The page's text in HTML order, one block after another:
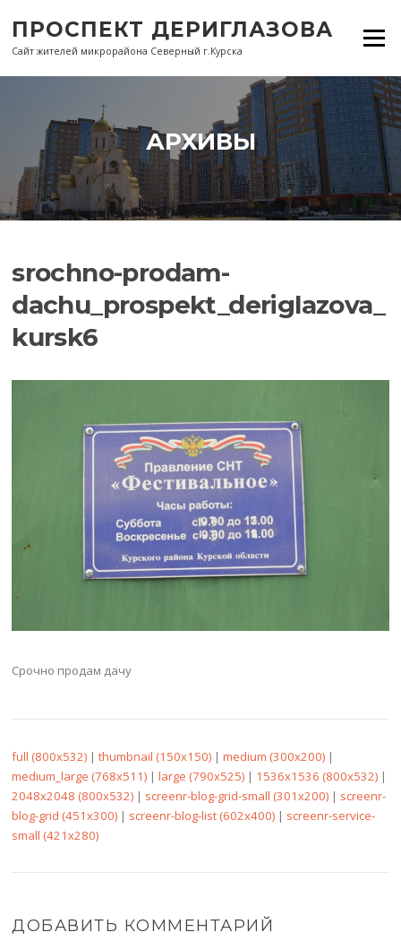
содержанию
ПРОСПЕКТ ДЕРИГЛАЗОВА
Сайт жителей микрорайона Северный г.Курска
Меню
АРХИВЫ
srochno-prodam-
dachu_prospekt_deriglazova_
kursk6
Срочно продам дачу
full (800x532) |thumbnail (150x150) |medium (300x200) |
medium_large (768x511) |large (790x525) | 1536x1536 (800x532) |
2048x2048 (800x532) | screenr-blog-grid-small (301x200) | screenr-
blog-grid (451x300) | screenr-blog-list (602x400) | screenr-service-
small (421x280)
ДОБАВИТЬ КОММЕНТАРИЙ